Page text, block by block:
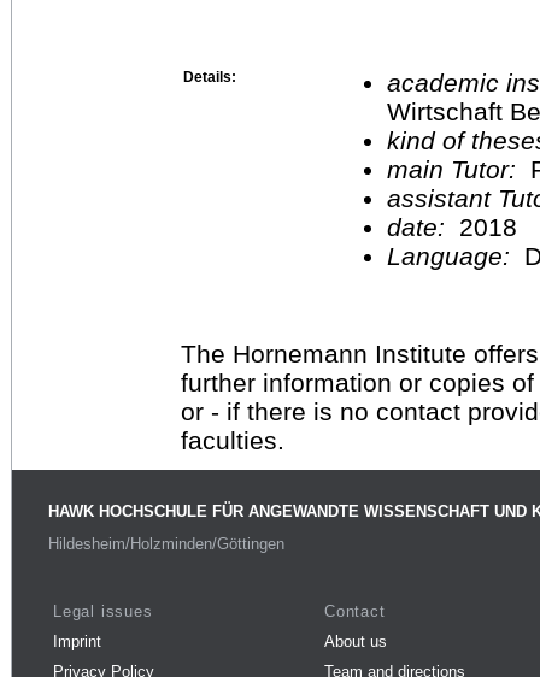
Details:
academic
Wirtschaft
kind of
main Tutor:
assistant
date:
2018
Language:
The Hornemann Institute
further information or copies
or - if there is no contact
faculties.
HAWK HOCHSCHULE FÜR ANGEWANDTE WISSENSCHAFT UND
Hildesheim/Holzminden/Göttingen
Legal issues
Imprint
Privacy Policy
Contact
About us
Team and directions